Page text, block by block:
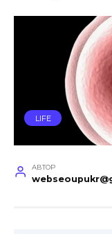
LIFE
АВТОР